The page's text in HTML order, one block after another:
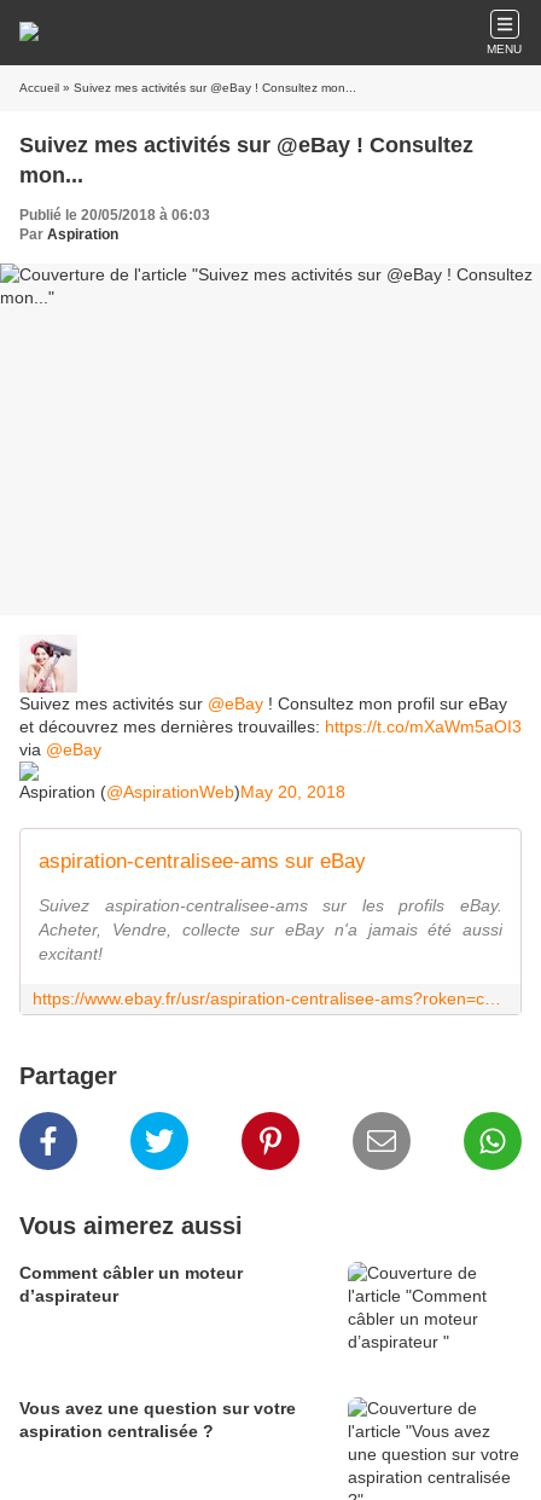
MENU
Accueil » Suivez mes activités sur @eBay ! Consultez mon...
Suivez mes activités sur @eBay ! Consultez
mon...
Publié le 20/05/2018 à 06:03
Par Aspiration
Suivez mes activités sur @eBay ! Consultez mon profil sur eBay
et découvrez mes dernières trouvailles: https://t.co/mXaWm5aOI3
via @eBay
Aspiration (@AspirationWeb)May 20, 2018
aspiration-centralisee-ams sur eBay
Suivez aspiration-centralisee-ams sur les profils eBay.
Acheter, Vendre, collecte sur eBay n'a jamais été aussi
excitant!
Partager
Vous aimerez aussi
Comment câbler un moteur
d’aspirateur
Vous avez une question sur votre
aspiration centralisée ?